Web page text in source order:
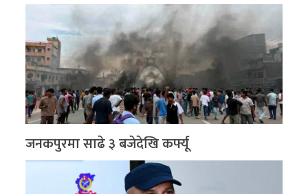
जनकपुरमा साढे ३ बजेदेखि कर्फ्यू